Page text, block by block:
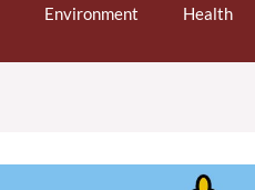
Environment Health